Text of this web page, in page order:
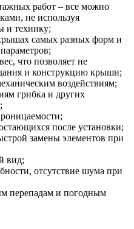
работ – все можно
не используя
и технику;
самых разных форм и
что позволяет не
и конструкцию крыши;
воздействиям;
грибка и других
после установки;
замены элементов при
вид;
отсутствие шума при
перепадам и погодным